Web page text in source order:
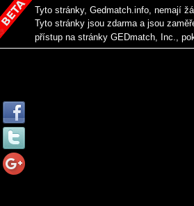
Tyto stránky, Gedmatch.info, nemají
Tyto stránky jsou zdarma a jsou
přístup na stránky GEDmatch, Inc.,